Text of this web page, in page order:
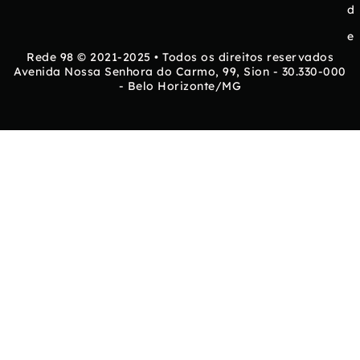
d
e
Rede 98 © 2021-2025 • Todos os direitos reservados
Avenida Nossa Senhora do Carmo, 99, Sion - 30.330-000
- Belo Horizonte/MG